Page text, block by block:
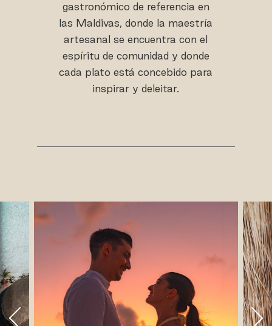
gastronómico de referencia en
las Maldivas, donde la maestría
artesanal se encuentra con el
espíritu de comunidad y donde
cada plato está concebido para
inspirar y deleitar.